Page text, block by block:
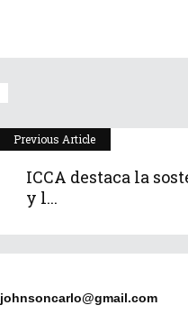
Previous Article
ICCA destaca la
y l...
johnsoncarlo@gmail.com